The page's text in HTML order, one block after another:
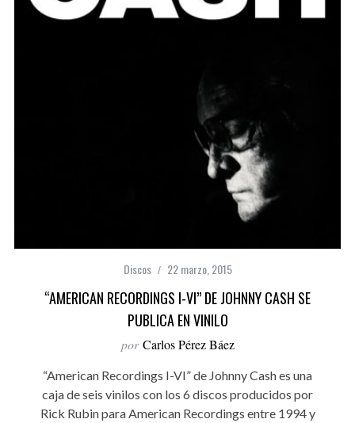
Discos 22 marzo, 2015
“AMERICAN RECORDINGS I-VI” DE JOHNNY CASH SE
PUBLICA EN VINILO
por Carlos Pérez Báez
“American Recordings I-VI” de Johnny Cash es una
caja de seis vinilos con los 6 discos producidos por
Rick Rubin para American Recordings entre 1994 y